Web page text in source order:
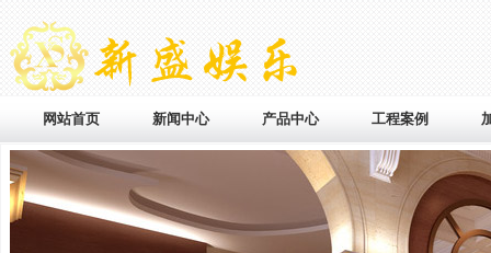
网站首页 新闻中心 产品中心 工程案例